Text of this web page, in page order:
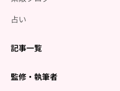
占い
記事一覧
監修・執筆者